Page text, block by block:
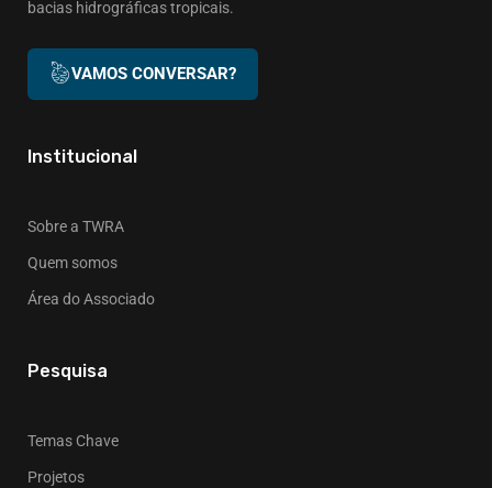
bacias hidrográficas tropicais.
VAMOS CONVERSAR?
Institucional
Sobre a TWRA
Quem somos
Área do Associado
Pesquisa
Temas Chave
Projetos